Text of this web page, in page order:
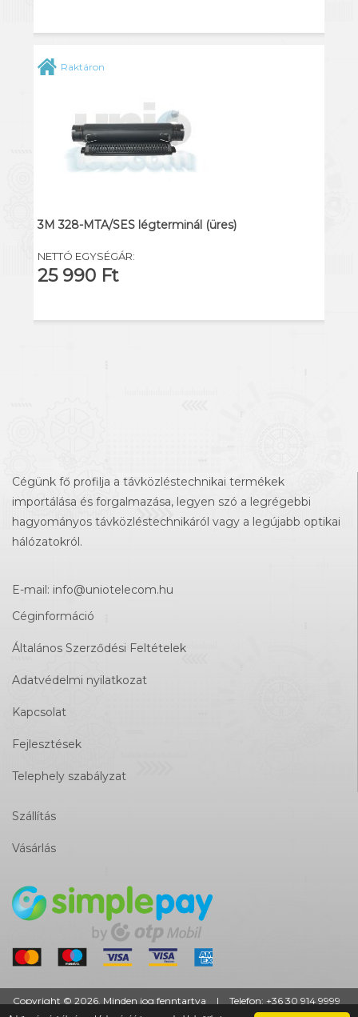
Raktáron
3M 328-MTA/SES légterminál (üres)
NETTÓ EGYSÉGÁR:
25 990 Ft
Cégünk fő profilja a távközléstechnikai termékek
importálása és forgalmazása, legyen szó a legrégebbi
hagyományos távközléstechnikáról vagy a legújabb optikai
hálózatokról.
E-mail: info@uniotelecom.hu
Céginformáció
Általános Szerződési Feltételek
Adatvédelmi nyilatkozat
Kapcsolat
Fejlesztések
Telephely szabályzat
Szállítás
Vásárlás
Copyright © 2026. Minden jog fenntartva | Telefon: +36 30 914 9999